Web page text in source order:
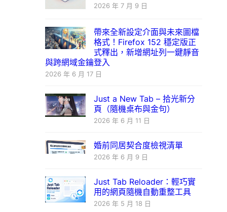
2026 年 7 月 9 日
帶來全新設定介面與未來圖檔
格式！Firefox 152 穩定版正
式釋出，新增網址列一鍵靜音
與跨網域金鑰登入
2026 年 6 月 17 日
Just a New Tab – 拾光新分
頁（隨機桌布與金句）
2026 年 6 月 11 日
婚前同居契合度檢視清單
2026 年 6 月 9 日
Just Tab Reloader：輕巧實
用的網頁隨機自動重整工具
2026 年 5 月 18 日